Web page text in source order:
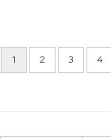
1 2 3 4